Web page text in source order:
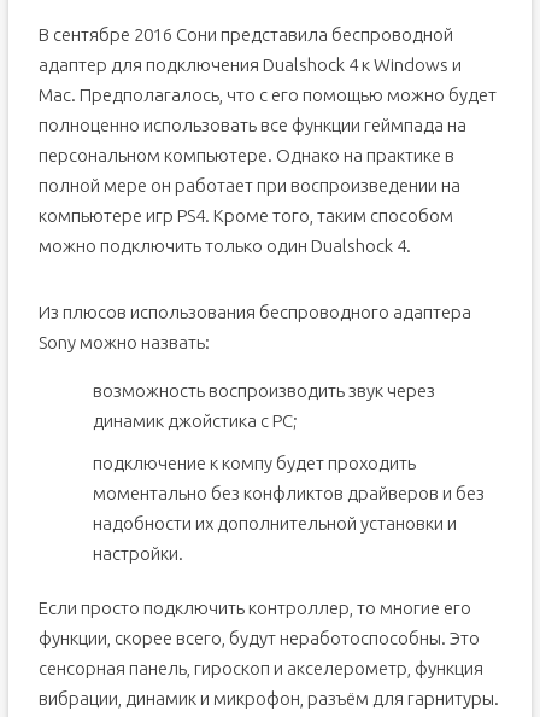
В сентябре 2016 Сони представила беспроводной
адаптер для подключения Dualshock 4 к Windows и
Mac. Предполагалось, что с его помощью можно будет
полноценно использовать все функции геймпада на
персональном компьютере. Однако на практике в
полной мере он работает при воспроизведении на
компьютере игр PS4. Кроме того, таким способом
можно подключить только один Dualshock 4.
Из плюсов использования беспроводного адаптера
Sony можно назвать:
возможность воспроизводить звук через
динамик джойстика с PC;
подключение к компу будет проходить
моментально без конфликтов драйверов и без
надобности их дополнительной установки и
настройки.
Если просто подключить контроллер, то многие его
функции, скорее всего, будут неработоспособны. Это
сенсорная панель, гироскоп и акселерометр, функция
вибрации, динамик и микрофон, разъём для гарнитуры.